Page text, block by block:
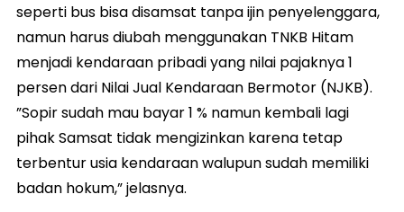
seperti bus bisa disamsat tanpa ijin penyelenggara,
namun harus diubah menggunakan TNKB Hitam
menjadi kendaraan pribadi yang nilai pajaknya 1
persen dari Nilai Jual Kendaraan Bermotor (NJKB).
”Sopir sudah mau bayar 1 % namun kembali lagi
pihak Samsat tidak mengizinkan karena tetap
terbentur usia kendaraan walupun sudah memiliki
badan hokum,” jelasnya.